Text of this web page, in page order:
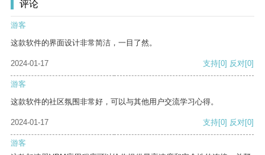
评论
游客
这款软件的界面设计非常简洁，一目了然。
2024-01-17 支持[0] 反对[0]
游客
这款软件的社区氛围非常好，可以与其他用户交流学习心得。
2024-01-17 支持[0] 反对[0]
游客